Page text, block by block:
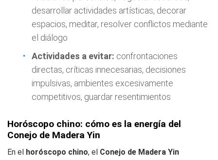
desarrollar actividades artísticas, decorar
espacios, meditar, resolver conflictos mediante
el diálogo
Actividades a evitar: confrontaciones
directas, críticas innecesarias, decisiones
impulsivas, ambientes excesivamente
competitivos, guardar resentimientos
Horóscopo chino: cómo es la energía del
Conejo de Madera Yin
En el horóscopo chino, el Conejo de Madera Yin